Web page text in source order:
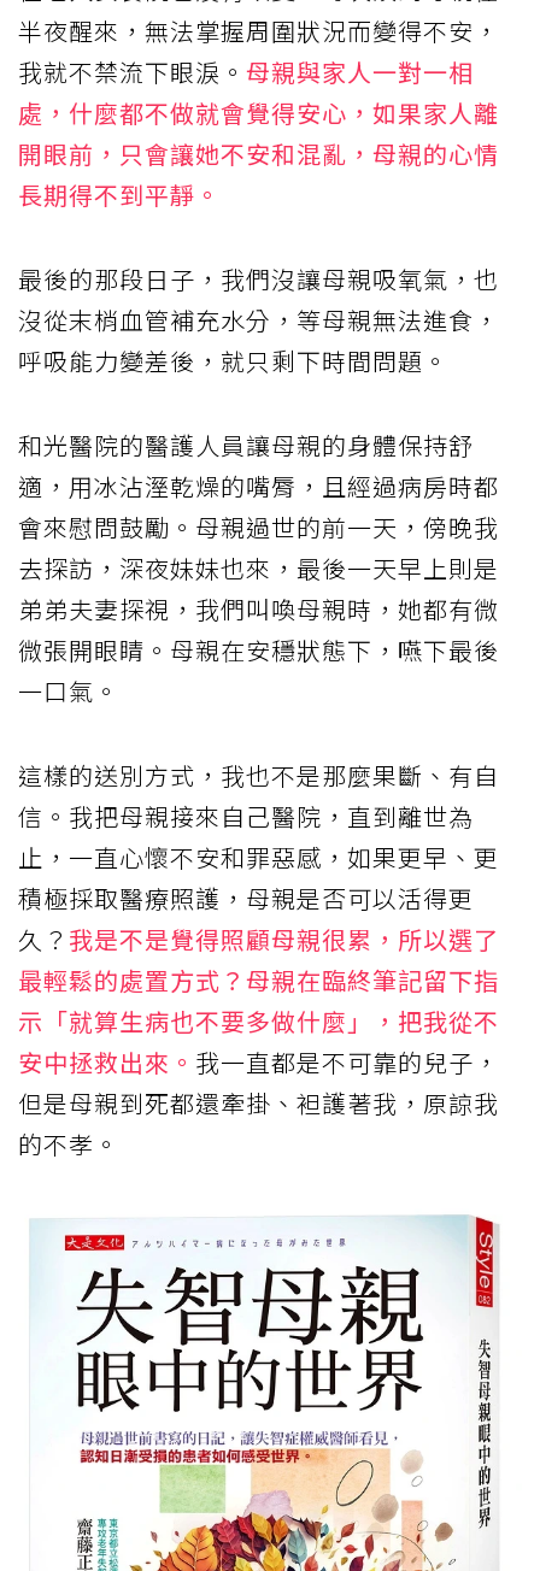
半夜醒來，無法掌握周圍狀況而變得不安，
我就不禁流下眼淚。 母親與家人一對一相
處，什麼都不做就會覺得安心，如果家人離
開眼前，只會讓她不安和混亂，母親的心情
長期得不到平靜。
最後的那段日子，我們沒讓母親吸氧氣，也
沒從末梢血管補充水分，等母親無法進食，
呼吸能力變差後，就只剩下時間問題。
和光醫院的醫護人員讓母親的身體保持舒
適，用冰沾溼乾燥的嘴脣，且經過病房時都
會來慰問鼓勵。母親過世的前一天，傍晚我
去探訪，深夜妹妹也來，最後一天早上則是
弟弟夫妻探視，我們叫喚母親時，她都有微
微張開眼睛。母親在安穩狀態下，嚥下最後
一口氣。
這樣的送別方式，我也不是那麼果斷、有自
信。我把母親接來自己醫院，直到離世為
止，一直心懷不安和罪惡感，如果更早、更
積極採取醫療照護，母親是否可以活得更
久？ 我是不是覺得照顧母親很累，所以選了
最輕鬆的處置方式？母親在臨終筆記留下指
示「就算生病也不要多做什麼」，把我從不
安中拯救出來。 我一直都是不可靠的兒子，
但是母親到死都還牽掛、袒護著我，原諒我
的不孝。